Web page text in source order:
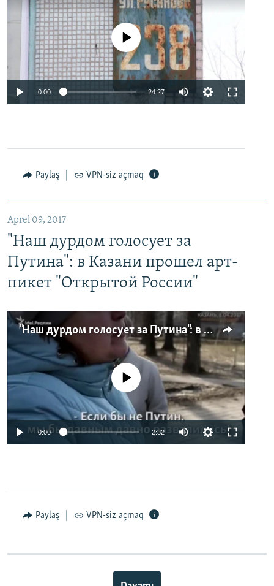
No media source currently available
0:00 24:27
Paylaş VPN-siz açmaq
Aprel 09, 2017
"Наш дурдом голосует за
Путина": в Казани прошел арт-
пикет "Открытой России"
"Наш дурдом голосует за Путина": в Казани прошел арт-пикет "Открытой России"
No media source currently available
0:00 2:32
Paylaş VPN-siz açmaq